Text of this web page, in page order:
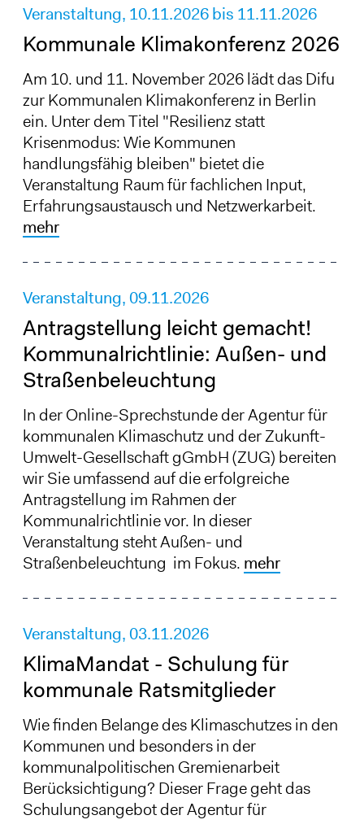
Veranstaltung, 10.11.2026bis 11.11.2026
Kommunale Klimakonferenz 2026
Am 10. und 11. November 2026 lädt das Difu
zur Kommunalen Klimakonferenz in Berlin
ein. Unter dem Titel "Resilienz statt
Krisenmodus: Wie Kommunen
handlungsfähig bleiben" bietet die
Veranstaltung Raum für fachlichen Input,
Erfahrungsaustausch und Netzwerkarbeit.
mehr
Veranstaltung,09.11.2026
Antragstellung leicht gemacht!
Kommunalrichtlinie: Außen- und
Straßenbeleuchtung
In der Online-Sprechstunde der Agentur für
kommunalen Klimaschutz und der Zukunft-
Umwelt-Gesellschaft gGmbH (ZUG) bereiten
wir Sie umfassend auf die erfolgreiche
Antragstellung im Rahmen der
Kommunalrichtlinie vor. In dieser
Veranstaltung steht Außen- und
Straßenbeleuchtung im Fokus. mehr
Veranstaltung,03.11.2026
KlimaMandat - Schulung für
kommunale Ratsmitglieder
Wie finden Belange des Klimaschutzes in den
Kommunen und besonders in der
kommunalpolitischen Gremienarbeit
Berücksichtigung? Dieser Frage geht das
Schulungsangebot der Agentur für